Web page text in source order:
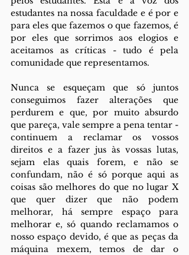
estudantes na nossa faculdade e é por e
para eles que fazemos o que fazemos, é
por eles que sorrimos aos elogios e
aceitamos as críticas - tudo é pela
comunidade que representamos.
Nunca se esqueçam que só juntos
conseguimos fazer alterações que
perdurem e que, por muito absurdo
que pareça, vale sempre a pena tentar -
continuem a reclamar os vossos
direitos e a fazer jus às vossas lutas,
sejam elas quais forem, e não se
confundam, não é só porque aqui as
coisas são melhores do que no lugar X
que quer dizer que não podem
melhorar, há sempre espaço para
melhorar e, só quando reclamamos o
nosso espaço devido, é que as peças da
máquina mexem, temos de dar o